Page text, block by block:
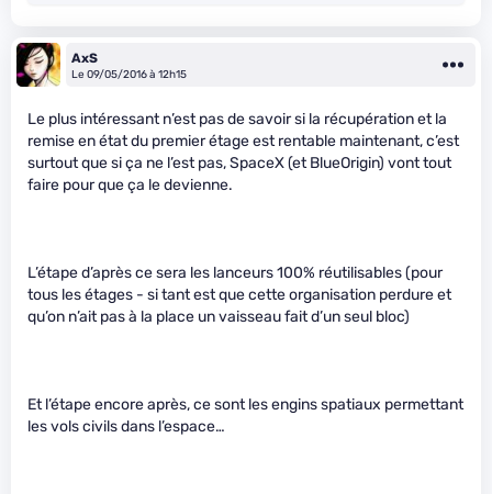
AxS
Le 09/05/2016 à 12h15
Le plus intéressant n’est pas de savoir si la récupération et la
remise en état du premier étage est rentable maintenant, c’est
surtout que si ça ne l’est pas, SpaceX (et BlueOrigin) vont tout
faire pour que ça le devienne.
L’étape d’après ce sera les lanceurs 100% réutilisables (pour
tous les étages - si tant est que cette organisation perdure et
qu’on n’ait pas à la place un vaisseau fait d’un seul bloc)
Et l’étape encore après, ce sont les engins spatiaux permettant
les vols civils dans l’espace…